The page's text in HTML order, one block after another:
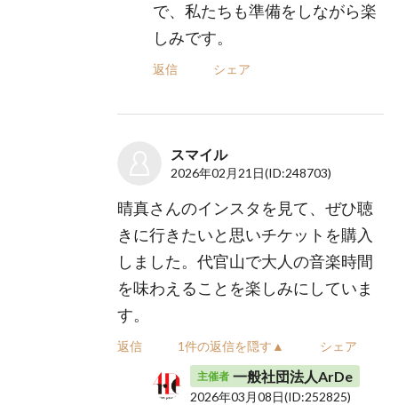
で、私たちも準備をしながら楽
しみです。
返信 シェア
スマイル
2026年02月21日(ID:248703)
晴真さんのインスタを見て、ぜひ聴
きに行きたいと思いチケットを購入
しました。代官山で大人の音楽時間
を味わえることを楽しみにしていま
す。
返信 1件の返信を隠す▲ シェア
主催者 一般社団法人ArDe
2026年03月08日(ID:252825)